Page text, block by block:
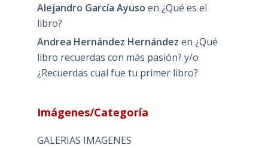
Alejandro García Ayuso en ¿Qué es el
libro?
Andrea Hernández Hernández en ¿Qué
libro recuerdas con más pasión? y/o
¿Recuerdas cual fue tu primer libro?
Imágenes/Categoría
GALERIAS IMAGENES